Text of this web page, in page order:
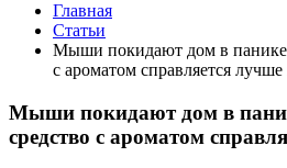
Главная
Статьи
Мыши покидают дом в панике:
с ароматом справляется
Мыши покидают дом в
средство с ароматом